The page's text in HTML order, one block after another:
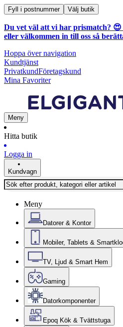
Fyll i postnummer Välj butik
Du vet väl att vi har prismatch? 😍
eller välkommen in till oss så
Hoppa över navigation
Kundtjänst
PrivatkundFöretagskund
Mina Favoriter
Meny
Hitta butik
Logga in
Kundvagn
Meny
Datorer & Kontor
Mobiler, Tablets &
TV, Ljud & Smart Hem
Gaming
Datorkomponenter
Epoq Kök & Tvättstuga